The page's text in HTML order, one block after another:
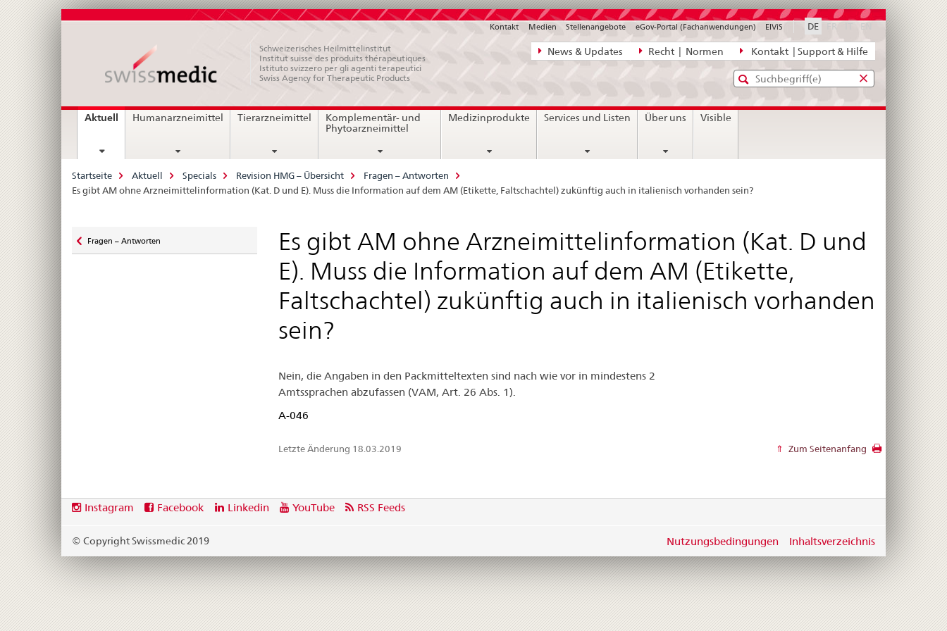
Direktnavigation
News,
Kontakt
News & Updates Recht | Normen Kontakt | Support & Hilfe
DE FRdisabled
disabled
EN disabled
Kontakt Medien Stellenangebote eGov-Portal (Fachanwendungen) ElViS
Schweizerisches Heilmittelinstitut
Institut suisse des produits thérapeutiques
Istituto svizzero per gli agenti terapeutici
Swiss Agency for Therapeutic Products
Standard-
Suche
Eingabefenster
diefür
Hauptnavigation
Aktuell current
Humanarzneimittel Tierarzneimittel
Komplementär- und
Phytoarzneimittel
Medizinprodukte Services und Listen Über uns Visible
Breadcrumb
Startseite Aktuell Specials Revision HMG – Übersicht
Fragen – Antworten
Es gibt AM ohne Arzneimittelinformation (Kat. D und E). Muss die Information auf dem AM (Etikette, Faltschachtel) zukünftig auch in italienisch vorhanden sein?
zu
Fragen – Antworten
Es gibt AM ohne Arzneimittelinformation (Kat. D und
E). Muss die Information auf dem AM (Etikette,
Faltschachtel) zukünftig auch in italienisch vorhanden
sein?
Nein, die Angaben in den Packmitteltexten sind nach wie vor in mindestens 2
Amtssprachen abzufassen (VAM, Art. 26 Abs. 1).
A-046
Letzte Änderung 18.03.2019 Zum Seitenanfang
Footer
Social
links
Instagram Facebook Linkedin YouTube RSS Feeds
© Copyright Swissmedic 2019 Nutzungsbedingungen Inhaltsverzeichnis